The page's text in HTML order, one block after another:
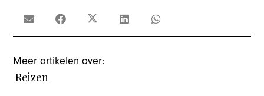
Meer artikelen over:
Reizen